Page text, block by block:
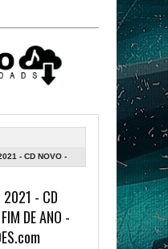
- CD NOVO -
2021 - CD
DE ANO -